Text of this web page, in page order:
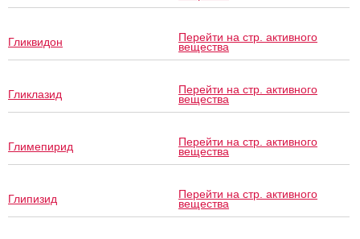
Гликвидон Перейти на стр. активного
вещества
Гликлазид Перейти на стр. активного
вещества
Глимепирид Перейти на стр. активного
вещества
Глипизид Перейти на стр. активного
вещества